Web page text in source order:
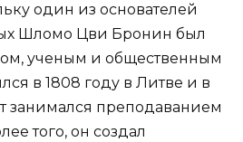
один из основателей
Шломо Цви Бронин был
ученым и общественным
в 1808 году в Литве и в
занимался преподаванием
того, он создал